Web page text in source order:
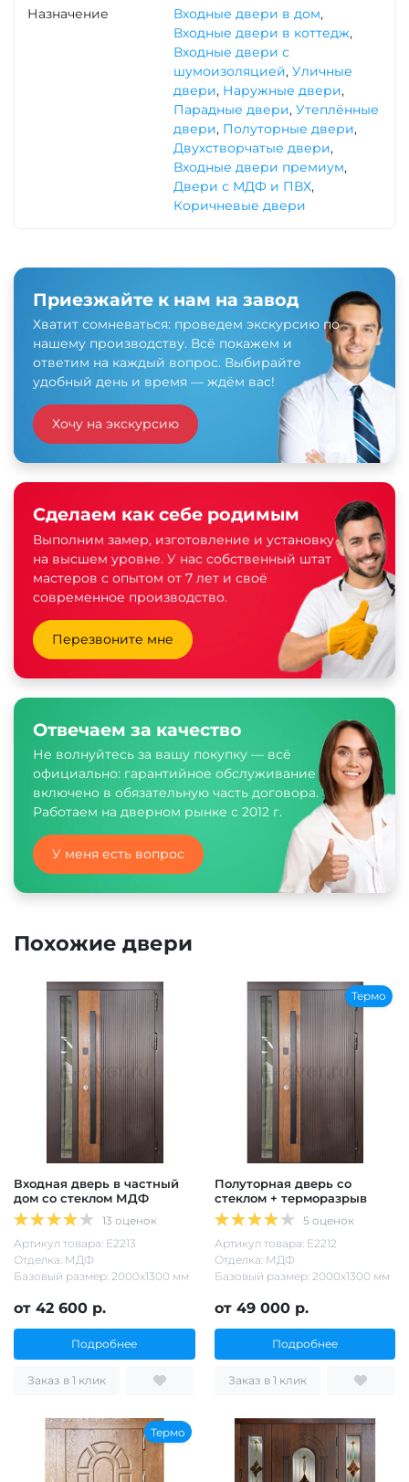
Назначение Входные двери в дом,
Входные двери в коттедж,
Входные двери с
шумоизоляцией, Уличные
двери, Наружные двери,
Парадные двери, Утеплённые
двери, Полуторные двери,
Двухстворчатые двери,
Входные двери премиум,
Двери с МДФ и ПВХ,
Коричневые двери
Приезжайте к нам на завод
Хватит сомневаться: проведем экскурсию по
нашему производству. Всё покажем и
ответим на каждый вопрос. Выбирайте
удобный день и время — ждём вас!
Хочу на экскурсию
Сделаем как себе родимым
Выполним замер, изготовление и установку
на высшем уровне. У нас собственный штат
мастеров с опытом от 7 лет и своё
современное производство.
Перезвоните мне
Отвечаем за качество
Не волнуйтесь за вашу покупку — всё
официально: гарантийное обслуживание
включено в обязательную часть договора.
Работаем на дверном рынке с 2012 г.
У меня есть вопрос
Похожие двери
Входная дверь в частный
дом со стеклом МДФ
13 оценок
Артикул товара: Е2213
Отделка: МДФ
Базовый размер: 2000х1300 мм
от 42 600 р.
Подробнее
Заказ в 1 клик
Термо
Полуторная дверь со
стеклом + терморазрыв
5 оценок
Артикул товара: Е2212
Отделка: МДФ
Базовый размер: 2000х1300 мм
от 49 000 р.
Подробнее
Заказ в 1 клик
Термо